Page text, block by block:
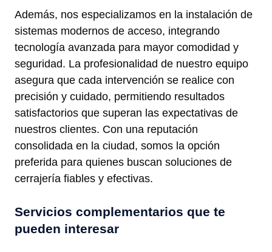
Además, nos especializamos en la instalación de
sistemas modernos de acceso, integrando
tecnología avanzada para mayor comodidad y
seguridad. La profesionalidad de nuestro equipo
asegura que cada intervención se realice con
precisión y cuidado, permitiendo resultados
satisfactorios que superan las expectativas de
nuestros clientes. Con una reputación
consolidada en la ciudad, somos la opción
preferida para quienes buscan soluciones de
cerrajería fiables y efectivas.
Servicios complementarios que te
pueden interesar